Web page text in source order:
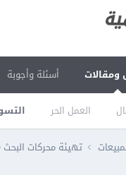
العمل الحر
أسئلة وأجوبة
تهيئة محركات البحث SEO